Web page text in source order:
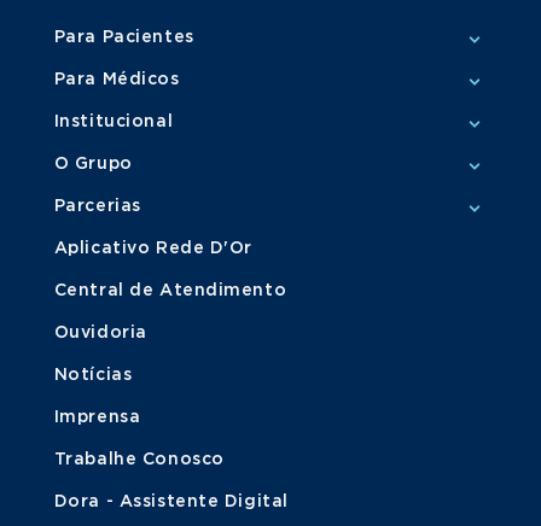
Para Pacientes
Para Médicos
Institucional
O Grupo
Parcerias
Aplicativo Rede D'Or
Central de Atendimento
Ouvidoria
Notícias
Imprensa
Trabalhe Conosco
Dora - Assistente Digital